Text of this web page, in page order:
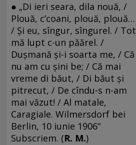
● „Di ieri seara, dila nouă, /
Plouă, c’coani, plouă, plouă…
/ Şi eu, sîngur, sîngurel. / Tot
mă lupt c-un păărel. /
Duşmană şi-i soarta me, / Că
nu am cu şini be; / Că mai
vreme di băut, / Di băut şi
pitrecut, / De cîndu-s n-am
mai văzut! / Al matale,
Caragiale. Wilmersdorf bei
Berlin, 10 iunie 1906“
Subscriem. (R. M.)